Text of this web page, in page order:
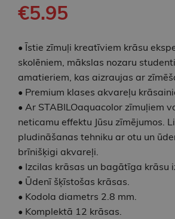
€5.95
• Īstie zīmuļi kreatīviem krāsu
skolēniem, mākslas nozaru
amatieriem, kas aizraujas ar
• Premium klases akvareļu
• Ar STABILOaquacolor zīmuļiem
neticamu effektu Jūsu zīmējumos.
pludināšanas tehniku ar otu un
brīnišķigi akvareļi.
• Izcilas krāsas un bagātīga krāsu
• Ūdenī šķīstošas krāsas.
• Kodola diametrs 2.8 mm.
• Komplektā 12 krāsas.